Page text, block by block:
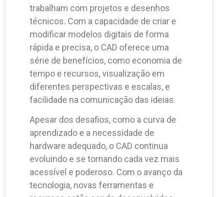
trabalham com projetos e desenhos
técnicos. Com a capacidade de criar e
modificar modelos digitais de forma
rápida e precisa, o CAD oferece uma
série de benefícios, como economia de
tempo e recursos, visualização em
diferentes perspectivas e escalas, e
facilidade na comunicação das ideias.
Apesar dos desafios, como a curva de
aprendizado e a necessidade de
hardware adequado, o CAD continua
evoluindo e se tornando cada vez mais
acessível e poderoso. Com o avanço da
tecnologia, novas ferramentas e